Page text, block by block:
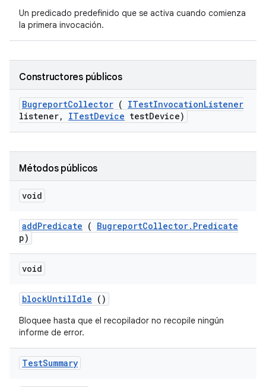
Un predicado predefinido que se activa cuando comienza
la primera invocación.
Constructores públicos
BugreportCollector ( ITestInvocationListener
listener, ITestDevice testDevice)
Métodos públicos
void
addPredicate ( BugreportCollector. Predicate
p)
void
blockUntilIdle ()
Bloquee hasta que el recopilador no recopile ningún
informe de error.
TestSummary